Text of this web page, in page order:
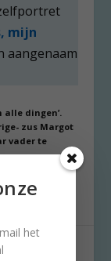
mijn
aangenaam
dingen’.
zus Margot
vader te
het